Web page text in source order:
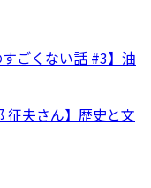
ごくない話 #3】油